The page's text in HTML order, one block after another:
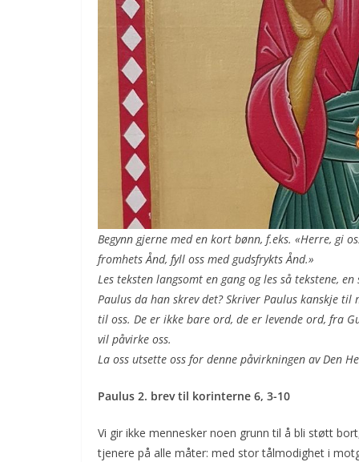
Begynn gjerne med en kort bønn, f.eks. «Herre, gi
fromhets Ånd, fyll oss med gudsfrykts Ånd.»
Les teksten langsomt en gang og les så tekstene,
Paulus da han skrev det? Skriver Paulus kanskje til
til oss. De er ikke bare ord, de er levende ord, fra
vil påvirke oss.
La oss utsette oss for denne påvirkningen av Den
Paulus 2. brev til korinterne 6, 3-10
Vi gir ikke mennesker noen grunn til å bli støtt
tjenere på alle måter: med stor tålmodighet i